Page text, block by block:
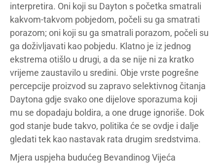
interpretira. Oni koji su Dayton s početka smatrali
kakvom-takvom pobjedom, počeli su ga smatrati
porazom; oni koji su ga smatrali porazom, počeli su
ga doživljavati kao pobjedu. Klatno je iz jednog
ekstrema otišlo u drugi, a da se nije ni za kratko
vrijeme zaustavilo u sredini. Obje vrste pogrešne
percepcije proizvod su zapravo selektivnog čitanja
Daytona gdje svako one dijelove sporazuma koji
mu se dopadaju boldira, a one druge ignoriše. Dok
god stanje bude takvo, politika će se ovdje i dalje
gledati tek kao nastavak rata drugim sredstvima.
Mjera uspjeha budućeg Bevandinog Vijeća